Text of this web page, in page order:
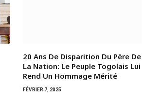
20 Ans De Disparition Du Père De
La Nation: Le Peuple Togolais Lui
Rend Un Hommage Mérité
FÉVRIER 7, 2025